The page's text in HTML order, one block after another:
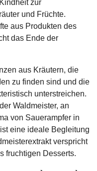
zur
und Früchte.
aus Produkten des
das Ende der
aus Kräutern, die
zu finden sind und die
unterstreichen.
Waldmeister, an
von Sauerampfer in
eine ideale Begleitung
verspricht
fruchtigen Desserts.